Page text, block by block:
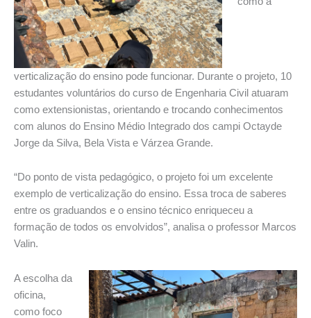
verticalização do ensino pode funcionar. Durante o projeto, 10
estudantes voluntários do curso de Engenharia Civil atuaram
como extensionistas, orientando e trocando conhecimentos
com alunos do Ensino Médio Integrado dos campi Octayde
Jorge da Silva, Bela Vista e Várzea Grande.
“Do ponto de vista pedagógico, o projeto foi um excelente
exemplo de verticalização do ensino. Essa troca de saberes
entre os graduandos e o ensino técnico enriqueceu a
formação de todos os envolvidos”, analisa o professor Marcos
Valin.
A escolha da
oficina,
como foco